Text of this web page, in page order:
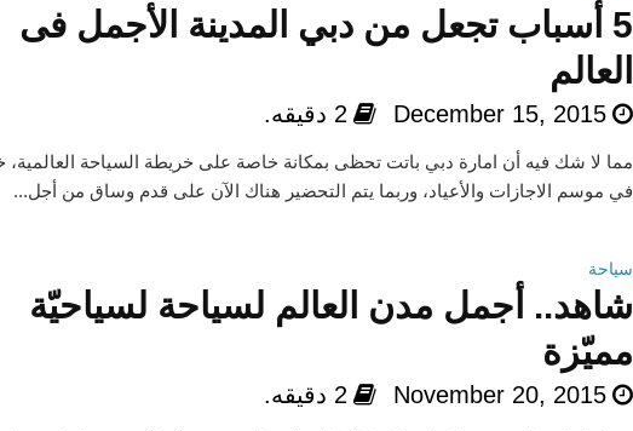
5 أسباب تجعل من دبي المدينة الأجمل فى
العالم
December 15, 2015 2 دقيقه.
مما لا شك فيه أن امارة دبي باتت تحظى بمكانة خاصة على خريطة السياحة العالمية،
في موسم الاجازات والأعياد، وربما يتم التحضير هناك الآن على قدم وساق من أجل...
سياحة
شاهد.. أجمل مدن العالم لسياحة لسياحيّة
مميّزة
November 20, 2015 2 دقيقه.